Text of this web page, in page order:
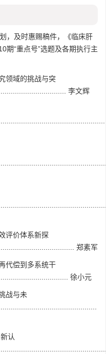
，及时惠赐稿件，《临床肝
期“重点号”选题及各期执行主
领域的挑战与突
李文辉
评价体系新探
郑素军
代偿到多系统干
徐小元
战与未
认